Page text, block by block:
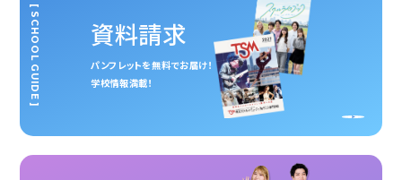
資料請求
パンフレットを無料でお届け！
学校情報満載！
[ SCHOOL GUIDE ]